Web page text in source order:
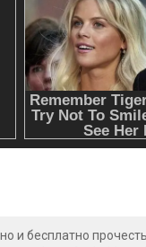
и бесплатно